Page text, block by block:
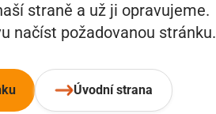
straně a už ji opravujeme.
načíst požadovanou stránku.
Úvodní strana